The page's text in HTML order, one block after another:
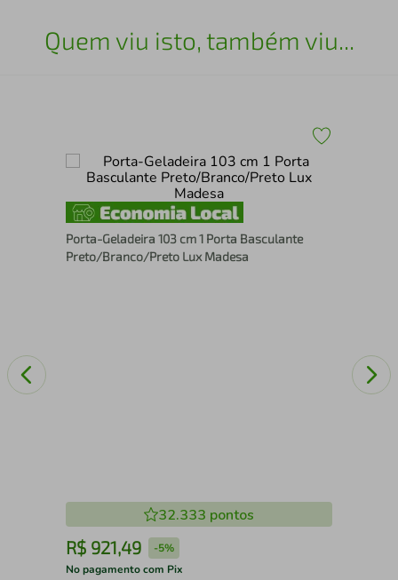
Quem viu isto, também viu...
Porta-Geladeira 103 cm 1 Porta Basculante
Preto/Branco/Preto Lux Madesa
32.333 pontos
R$ 921,49 -5%
No pagamento com Pix